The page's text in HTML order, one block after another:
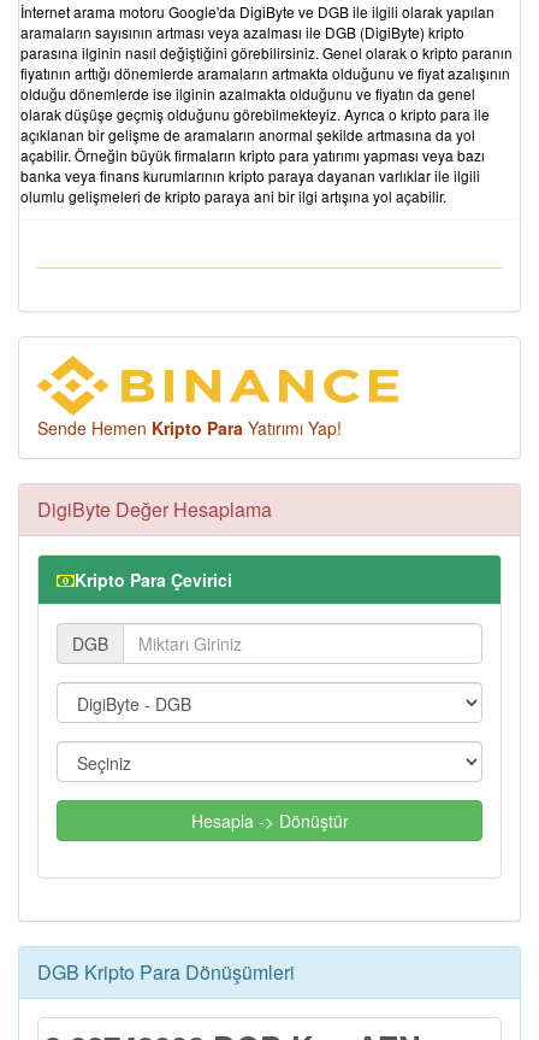
İnternet arama motoru Google'da DigiByte ve DGB ile ilgili olarak yapılan
aramaların sayısının artması veya azalması ile DGB (DigiByte) kripto
parasına ilginin nasıl değiştiğini görebilirsiniz. Genel olarak o kripto paranın
fiyatının arttığı dönemlerde aramaların artmakta olduğunu ve fiyat azalışının
olduğu dönemlerde ise ilginin azalmakta olduğunu ve fiyatın da genel
olarak düşüşe geçmiş olduğunu görebilmekteyiz. Ayrıca o kripto para ile
açıklanan bir gelişme de aramaların anormal şekilde artmasına da yol
açabilir. Örneğin büyük firmaların kripto para yatırımı yapması veya bazı
banka veya finans kurumlarının kripto paraya dayanan varlıklar ile ilgili
olumlu gelişmeleri de kripto paraya ani bir ilgi artışına yol açabilir.
Sende Hemen Kripto Para Yatırımı Yap!
DigiByte Değer Hesaplama
Kripto Para Çevirici
DGB
Hesapla -> Dönüştür
DGB Kripto Para Dönüşümleri